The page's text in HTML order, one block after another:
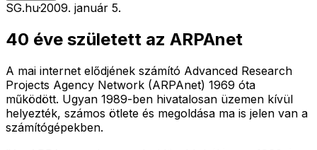
SG.hu·2009. január 5.
40 éve született az ARPAnet
A mai internet elődjének számító Advanced Research
Projects Agency Network (ARPAnet) 1969 óta
működött. Ugyan 1989-ben hivatalosan üzemen kívül
helyezték, számos ötlete és megoldása ma is jelen van a
számítógépekben.